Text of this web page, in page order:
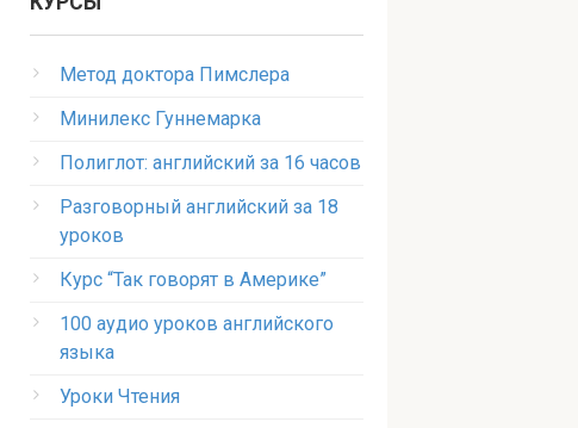
Метод доктора Пимслера
Минилекс Гуннемарка
Полиглот: английский за 16 часов
Разговорный английский за 18
уроков
Курс “Так говорят в Америке”
100 аудио уроков английского
языка
Уроки Чтения